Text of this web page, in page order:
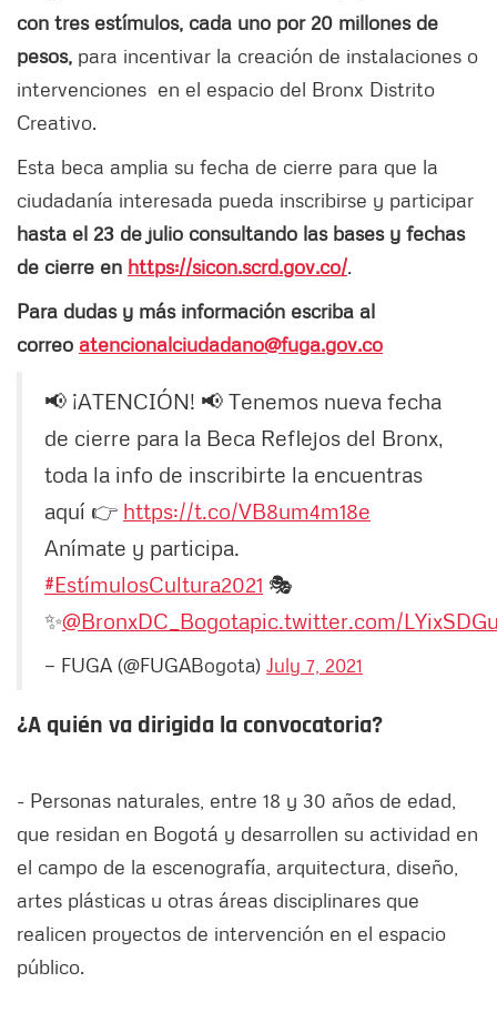
con tres estímulos, cada uno por 20 millones de
pesos, para incentivar la creación de instalaciones o
intervenciones en el espacio del Bronx Distrito
Creativo.
Esta beca amplia su fecha de cierre para que la
ciudadanía interesada pueda inscribirse y participar
hasta el 23 de julio consultando las bases y fechas
de cierre en https://sicon.scrd.gov.co/.
Para dudas y más información escriba al
correo atencionalciudadano@fuga.gov.co
📢 ¡ATENCIÓN! 📢 Tenemos nueva fecha
de cierre para la Beca Reflejos del Bronx,
toda la info de inscribirte la encuentras
aquí 👉 https://t.co/VB8um4m18e
Anímate y participa.
#EstímulosCultura2021 🎭
✨@BronxDC_Bogotapic.twitter.com/
— FUGA (@FUGABogota) July 7, 2021
¿A quién va dirigida la convocatoria?
- Personas naturales, entre 18 y 30 años de edad,
que residan en Bogotá y desarrollen su actividad en
el campo de la escenografía, arquitectura, diseño,
artes plásticas u otras áreas disciplinares que
realicen proyectos de intervención en el espacio
público.